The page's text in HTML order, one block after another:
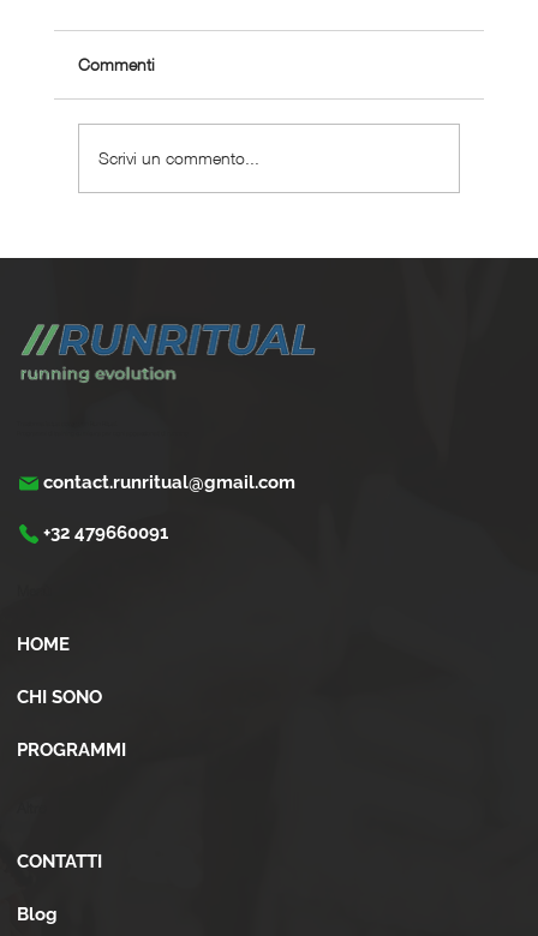
Commenti
Scrivi un commento...
contact.runritual@gmail.com
+32 479660091
HOME
CHI SONO
PROGRAMMI
CONTATTI
Blog